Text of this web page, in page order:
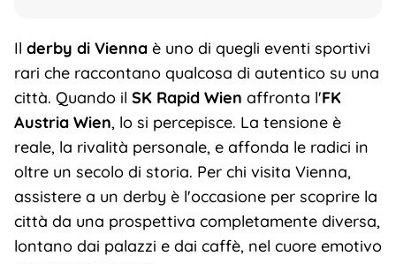
Il derby di Viennaè uno di quegli eventi sportivi
rari che raccontano qualcosa di autentico su una
città. Quando il SK Rapid Wien affronta l'FK
Austria Wien, lo si percepisce. La tensione è
reale, la rivalità personale, e affonda le radici in
oltre un secolo di storia. Per chi visita Vienna,
assistere a un derby è l'occasione per scoprire la
città da una prospettiva completamente diversa,
lontano dai palazzi e dai caffè, nel cuore emotivo